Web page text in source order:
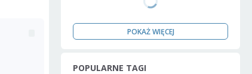
POKAŻ WIĘCEJ
POPULARNE TAGI